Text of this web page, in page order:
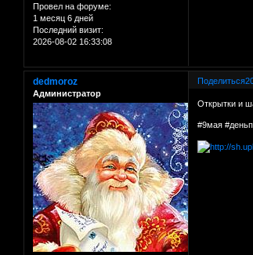
Провел на форуме:
1 месяц 6 дней
Последний визит:
2026-08-02 16:33:08
Поделиться
dedmoroz
Администратор
Открытки и
#9мая